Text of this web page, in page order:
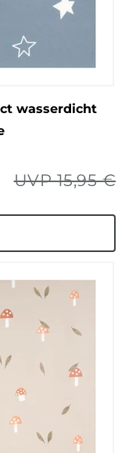
wasserdicht
UVP 15,95 €